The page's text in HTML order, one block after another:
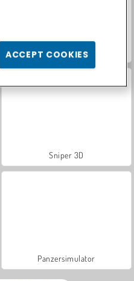
Soldatenarmee: Weltkrieg
Sniper 3D
Panzersimulator
ACCEPT COOKIES